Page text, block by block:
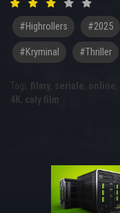
#highrollers #2025
#kryminal #thriller
Tagi: filmy, seriale, online,
4K, cały film